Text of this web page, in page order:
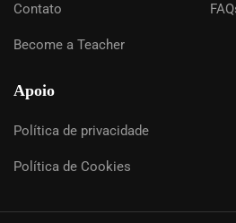
Contato
Become a Teacher
Apoio
Política de privacidade
Política de Cookies